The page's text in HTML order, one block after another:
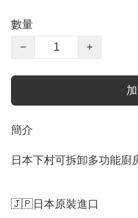
數量
−
+
簡介
日本下村可拆卸多功能廚
🇯🇵日本原裝進口